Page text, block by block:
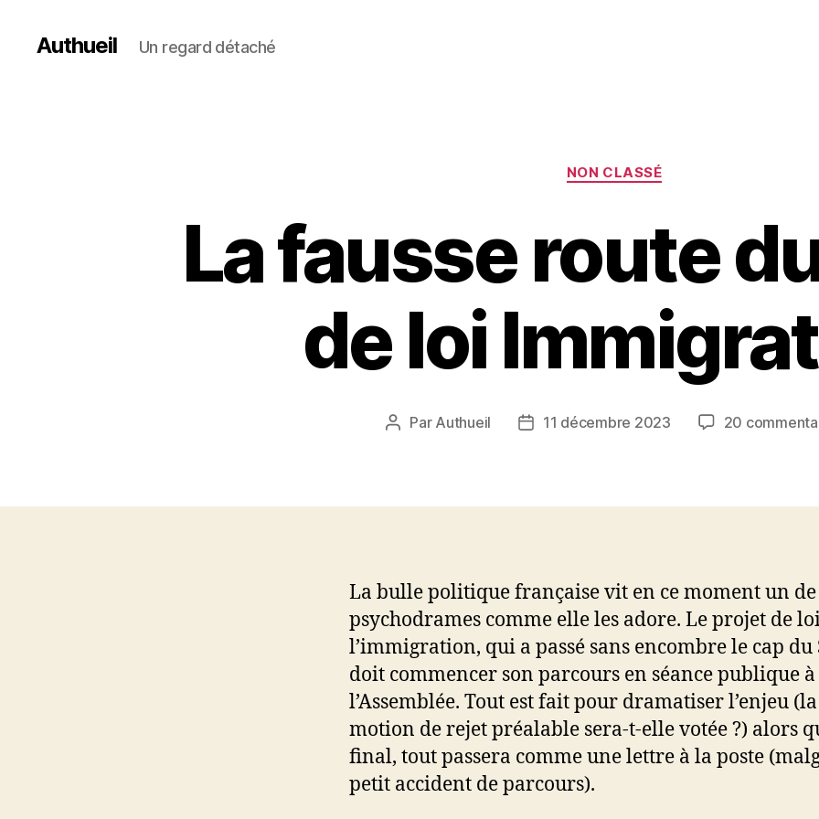
Authueil Un regard détaché
Catégories
NON CLASSÉ
La fausse route
de loi
Auteur
Par Authueil
Date11 décembre 2023 20
La bulle politique française vit en ce moment un de
psychodrames comme elle les adore. Le projet de
l’immigration, qui a passé sans encombre le cap du
doit commencer son parcours en séance publique à
l’Assemblée. Tout est fait pour dramatiser l’enjeu (la
motion de rejet préalable sera-t-elle votée ?) alors
final, tout passera comme une lettre à la poste
petit accident de parcours).